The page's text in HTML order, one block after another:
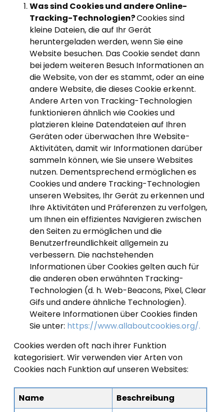
Was sind Cookies und andere Online-
Tracking-Technologien?Cookies sind
kleine Dateien, die auf Ihr Gerät
heruntergeladen werden, wenn Sie eine
Website besuchen. Das Cookie sendet dann
bei jedem weiteren Besuch Informationen an
die Website, von der es stammt, oder an eine
andere Website, die dieses Cookie erkennt.
Andere Arten von Tracking-Technologien
funktionieren ähnlich wie Cookies und
platzieren kleine Datendateien auf Ihren
Geräten oder überwachen Ihre Website-
Aktivitäten, damit wir Informationen darüber
sammeln können, wie Sie unsere Websites
nutzen. Dementsprechend ermöglichen es
Cookies und andere Tracking-Technologien
unseren Websites, Ihr Gerät zu erkennen und
Ihre Aktivitäten und Präferenzen zu verfolgen,
um Ihnen ein effizientes Navigieren zwischen
den Seiten zu ermöglichen und die
Benutzerfreundlichkeit allgemein zu
verbessern. Die nachstehenden
Informationen über Cookies gelten auch für
die anderen oben erwähnten Tracking-
Technologien (d. h. Web-Beacons, Pixel, Clear
Gifs und andere ähnliche Technologien).
Weitere Informationen über Cookies finden
Sie unter: https://www.allaboutcookies.org/.
Cookies werden oft nach ihrer Funktion
kategorisiert. Wir verwenden vier Arten von
Cookies nach Funktion auf unseren Websites:
Name Beschreibung